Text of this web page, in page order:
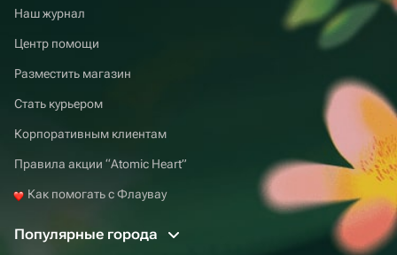
Наш журнал
Центр помощи
Разместить магазин
Стать курьером
Корпоративным клиентам
Правила акции “Atomic Heart”
Как помогать с Флаувау
Популярные города